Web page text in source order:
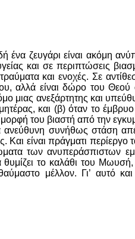
ένα ζευγάρι είναι ακόμη
και σε περιπτώσεις
και ενοχές. Σε
αλλά είναι δώρο του
μιας ανεξάρτητης και
και (β) όταν το
του βιαστή από την
ανεύθυνη συνήθως στάση
είναι πράγματι περίεργο
των ανυπεράσπιστων
θυμίζει το καλάθι του
μέλλον. Γι’ αυτό και